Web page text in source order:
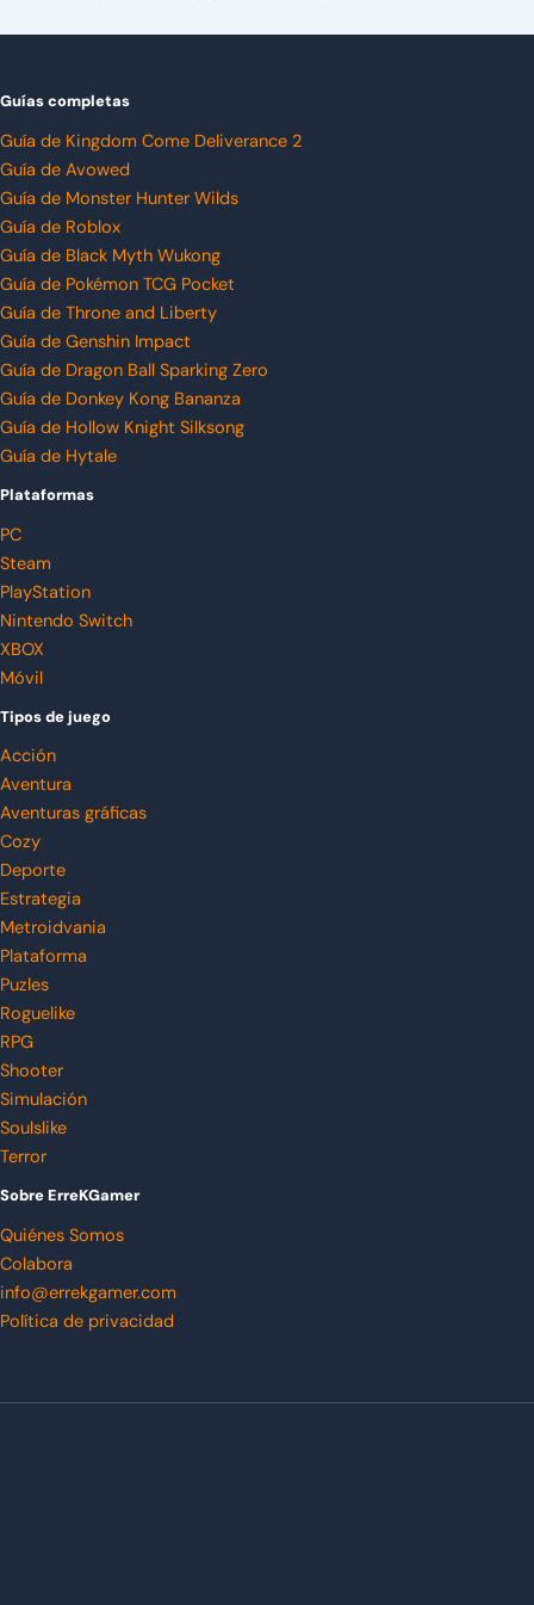
Guías completas
Guía de Kingdom Come Deliverance 2
Guía de Avowed
Guía de Monster Hunter Wilds
Guía de Roblox
Guía de Black Myth Wukong
Guía de Pokémon TCG Pocket
Guía de Throne and Liberty
Guía de Genshin Impact
Guía de Dragon Ball Sparking Zero
Guía de Donkey Kong Bananza
Guía de Hollow Knight Silksong
Guía de Hytale
Plataformas
PC
Steam
PlayStation
Nintendo Switch
XBOX
Móvil
Tipos de juego
Acción
Aventura
Aventuras gráficas
Cozy
Deporte
Estrategia
Metroidvania
Plataforma
Puzles
Roguelike
RPG
Shooter
Simulación
Soulslike
Terror
Sobre ErreKGamer
Quiénes Somos
Colabora
info@errekgamer.com
Política de privacidad